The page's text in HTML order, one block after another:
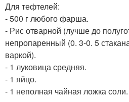
Для тефтелей:
- 500 г любого фарша.
- Рис отварной (лучше до
непропаренный (0. 3-0. 5
варкой).
- 1 луковица средняя.
- 1 яйцо.
- 1 неполная чайная ложка соли.